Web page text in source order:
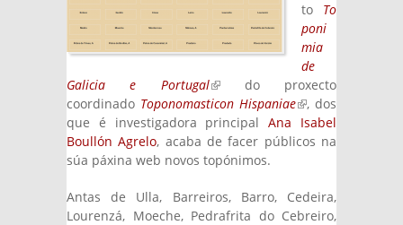
to To
poni
mia
de
Galicia e Portugal(link is external)
do proxecto
coordinado Toponomasticon Hispaniae(link is
external)
, dos
que é investigadora principalAna Isabel
Boullón Agrelo, acaba de facer públicos na
súa páxina web novos topónimos.
Antas de Ulla, Barreiros, Barro, Cedeira,
Lourenzá, Moeche, Pedrafrita do Cebreiro,